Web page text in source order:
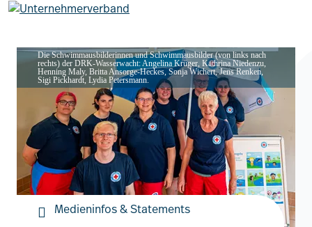
Leistungen
Mitglieder
[uv]campus | Seminare
Die Schwimmausbilderinnen und Schwimmausbilder (von links nach
rechts) der DRK-Wasserwacht: Angelina Krüger, Kathrina Niedenzu,
Henning Maly, Britta Ansorge-Heckes, Sonja Wichert, Jens Renken,
Sigi Pickhardt, Lydia Petersmann.
Medieninfos & Statements